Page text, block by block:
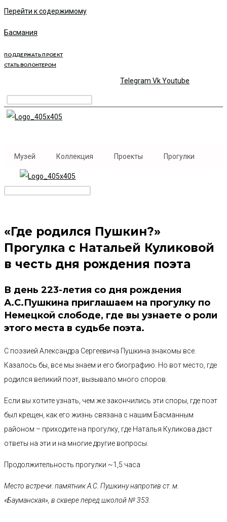
Перейти к содержимому
Басмания
ПОДДЕРЖАТЬ ПРОЕКТ
СТАТЬ ВОЛОНТЕРОМ
Telegram VkYoutube
Музей Коллекция Проекты Прогулки
«Где родился Пушкин?»
Прогулка с Натальей Куликовой
в честь дня рождения поэта
В день 223-летия со дня рождения
А.С.Пушкина приглашаем на прогулку по
Немецкой слободе, где вы узнаете о роли
этого места в судьбе поэта.
С поэзией Александра Сергеевича Пушкина знакомы все.
Казалось бы, все мы знаем и его биографию. Но вот место, где
родился великий поэт, вызывало много споров.
Если вы хотите узнать, чем же закончились эти споры, где поэт
был крещен, как его жизнь связана с нашим Басманным
районом – приходите на прогулку, где Наталья Куликова даст
ответы на эти и на многие другие вопросы.
Продолжительность прогулки ~1,5 часа
Место встречи: памятник А.С. Пушкину напротив ст. м.
«Бауманская», в сквере перед школой № 353.